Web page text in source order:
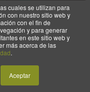
cuales se utilizan para
con nuestro sitio web y
con el fin de
y para generar
en este sitio web y
más acerca de las
.
Aceptar
privacidad